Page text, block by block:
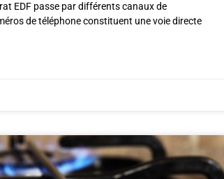
EDF passe par différents canaux de
de téléphone constituent une voie directe